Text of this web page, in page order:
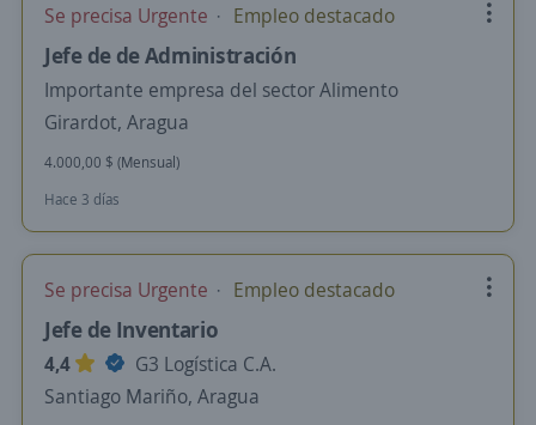
Se precisa Urgente Empleo destacado
Jefe de de Administración
Importante empresa del sector Alimento
Girardot, Aragua
4.000,00 $ (Mensual)
Hace 3 días
Se precisa Urgente Empleo destacado
Jefe de Inventario
4,4
G3 Logística C.A.
Santiago Mariño, Aragua